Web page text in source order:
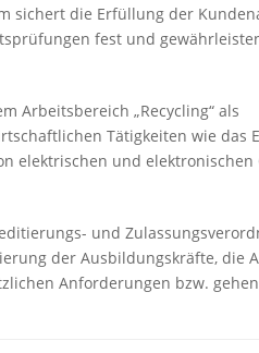
sichert die Erfüllung der
fest und
Arbeitsbereich „Recycling“ als
Tätigkeiten wie das
elektrischen und
und
der Ausbildungskräfte, die
Anforderungen bzw.